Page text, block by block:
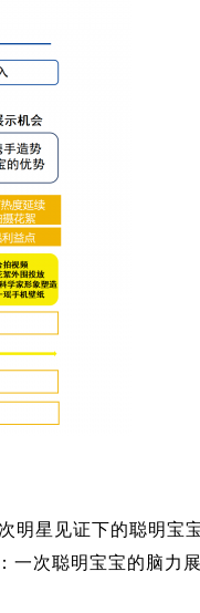
明星见证下的聪明宝
次聪明宝宝的脑力展